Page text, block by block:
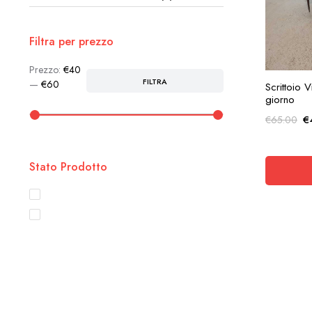
Scrittoio
giorno
€65.00 Il
€
Filtra per prezzo
FILTRA
Prezzo: €40
— €60
Stato Prodotto